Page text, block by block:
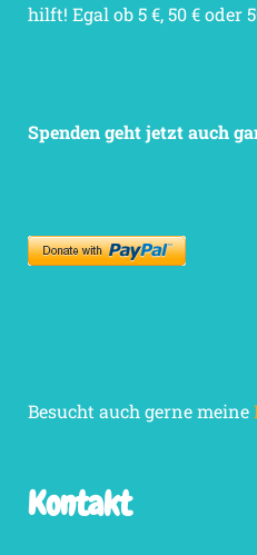
hilft! Egal ob 5 €, 50 € oder
Spenden geht jetzt auch
Besucht auch gerne meine
Kontakt